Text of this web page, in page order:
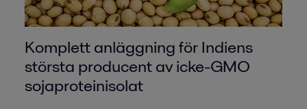
Komplett anläggning för Indiens
största producent av icke-GMO
sojaproteinisolat